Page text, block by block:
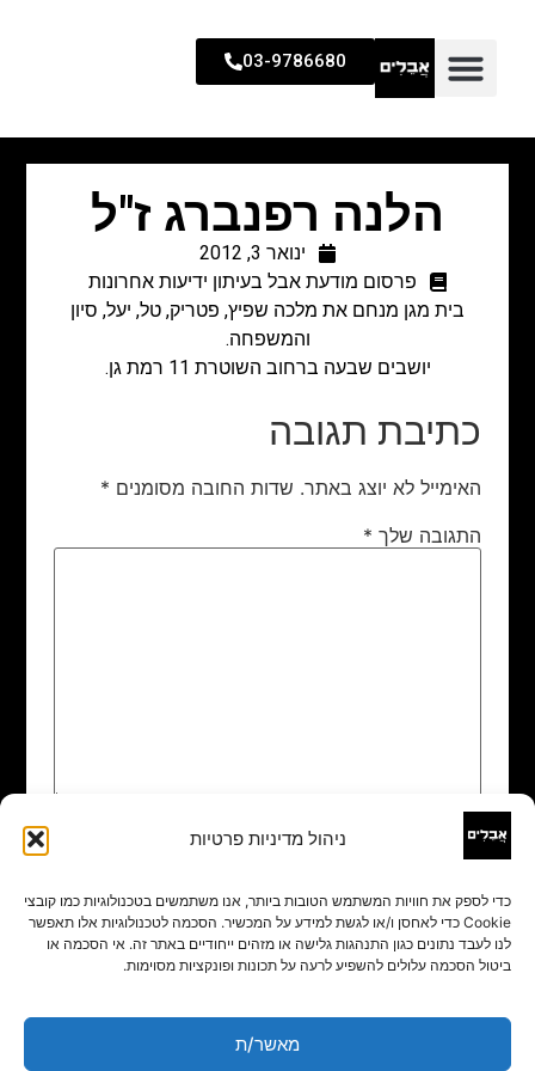
ניהול מדיניות פרטיות
כדי לספק את חוויות המשתמש הטובות ביותר, אנו משתמשים בטכנולוגיות כמו קובצי
Cookie כדי לאחסן ו/או לגשת למידע על המכשיר. הסכמה לטכנולוגיות אלו תאפשר
לנו לעבד נתונים כגון התנהגות גלישה או מזהים ייחודיים באתר זה. אי הסכמה או
ביטול הסכמה עלולים להשפיע לרעה על תכונות ופונקציות מסוימות.
מאשר/ת
03-9786680
הלנה רפנברג ז"ל
ינואר 3, 2012
פרסום מודעת אבל בעיתון ידיעות אחרונות
בית מגן מנחם את מלכה שפיץ, פטריק, טל, יעל, סיון
והמשפחה.
יושבים שבעה ברחוב השוטרת 11 רמת גן.
כתיבת תגובה
האימייל לא יוצג באתר. שדות החובה מסומנים *
התגובה שלך *
שם
אימייל*